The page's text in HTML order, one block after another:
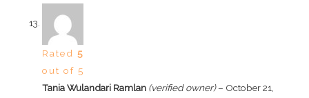
Rated5
out of 5
Tania Wulandari Ramlan (verified owner) – October 21,